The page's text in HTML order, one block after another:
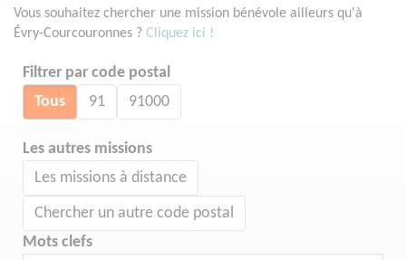
Vous souhaitez chercher une mission bénévole ailleurs qu'à
Évry-Courcouronnes ? Cliquez ici !
Filtrer par code postal
Tous 91 91000
Les autres missions
Les missions à distance
Chercher un autre code postal
Mots clefs